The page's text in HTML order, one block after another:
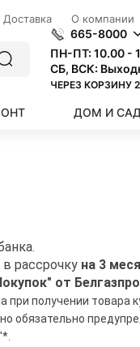
Доставка О компании
665-8000
ПН-ПТ: 10.00 -
СБ, ВСК:
ЧЕРЕЗ КОРЗИНУ
ДОМ И САД
рассрочку на 3
от
получении товара
обязательно